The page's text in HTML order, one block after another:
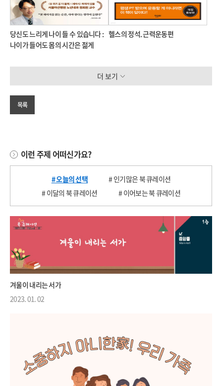
당신도 느리게 나이 들 수 있습니다 :
나이가 들어도 몸의 시간은 젊게
헬스의 정석. 근력운동편
더 보기
목록
이런 주제 어떠신가요?
# 오늘의 선택
# 인기많은 북 큐레이션
# 이달의 북 큐레이션
# 이어보는 북 큐레이션
겨울이 내리는 서가
2023. 01. 02